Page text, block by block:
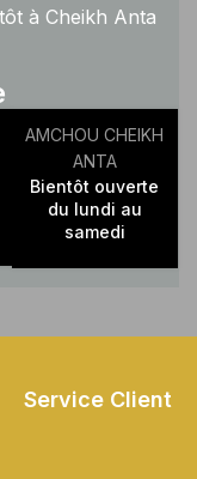
à Cheikh Anta
AMCHOU CHEIKH
ANTA
Bientôt ouverte
du lundi au
samedi
Service Client